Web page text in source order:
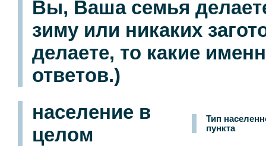
Вы, Ваша семья
зиму или никаких
делаете, то какие
ответов.)
население в
целом
Тип
пункта